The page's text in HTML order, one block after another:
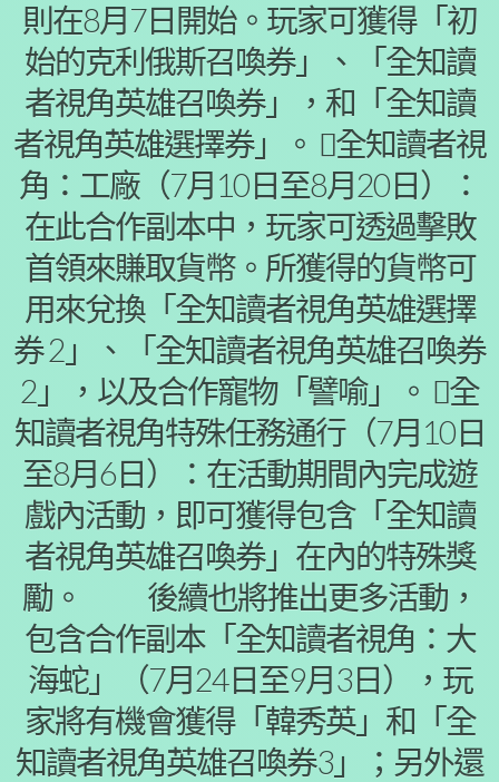
則在8月7日開始。玩家可獲得「初
始的克利俄斯召喚券」、「全知讀
者視角英雄召喚券」，和「全知讀
者視角英雄選擇券」。 全知讀者視
角：工廠（7月10日至8月20日）：
在此合作副本中，玩家可透過擊敗
首領來賺取貨幣。所獲得的貨幣可
用來兌換「全知讀者視角英雄選擇
券 2」、「全知讀者視角英雄召喚券
2」，以及合作寵物「譬喻」。 全
知讀者視角特殊任務通行（7月10日
至8月6日）：在活動期間內完成遊
戲內活動，即可獲得包含「全知讀
者視角英雄召喚券」在內的特殊獎
勵。 後續也將推出更多活動，
包含合作副本「全知讀者視角：大
海蛇」（7月24日至9月3日），玩
家將有機會獲得「韓秀英」和「全
知讀者視角英雄召喚券3」；另外還